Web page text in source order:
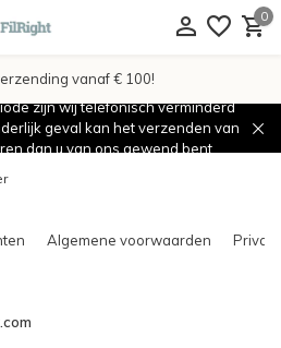
0
vanaf € 100!
zijn wij telefonisch verminderd
geval kan het verzenden van
dan u van ons gewend bent.
Algemene voorwaarden